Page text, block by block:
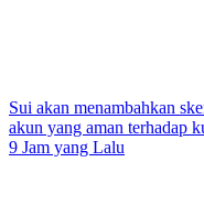
Sui akan menambahkan
akun yang aman terhadap
9 Jam yang Lalu